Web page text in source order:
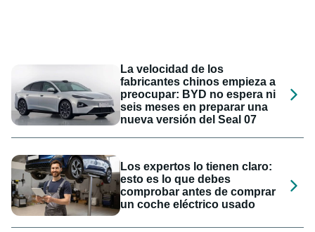
La velocidad de los
fabricantes chinos empieza a
preocupar: BYD no espera ni
seis meses en preparar una
nueva versión del Seal 07
Los expertos lo tienen claro:
esto es lo que debes
comprobar antes de comprar
un coche eléctrico usado